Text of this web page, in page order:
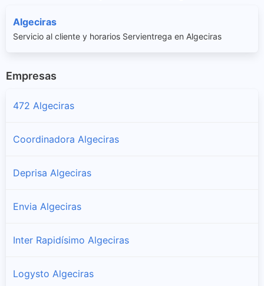
Algeciras
Servicio al cliente y horarios Servientrega en Algeciras
Empresas
472 Algeciras
Coordinadora Algeciras
Deprisa Algeciras
Envia Algeciras
Inter Rapidísimo Algeciras
Logysto Algeciras